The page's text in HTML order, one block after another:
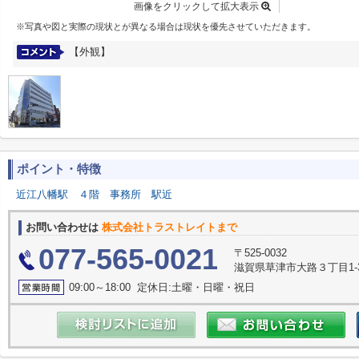
画像をクリックして拡大表示
※写真や図と実際の現状とが異なる場合は現状を優先させていただきます。
【外観】
ポイント・特徴
近江八幡駅 ４階 事務所 駅近
お問い合わせは 株式会社トラストレイトまで
077-565-0021
〒525-0032
滋賀県草津市大路３丁目
09:00～18:00 定休日:土曜・日曜・祝日